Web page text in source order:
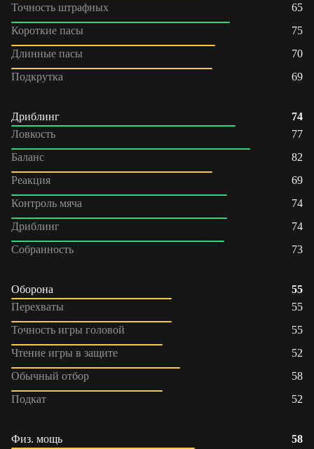
Точность штрафных
65
Короткие пасы
75
Длинные пасы
70
Подкрутка
69
Дриблинг
74
Ловкость
77
Баланс
82
Реакция
69
Контроль мяча
74
Дриблинг
74
Собранность
73
Оборона
55
Перехваты
55
Точность игры головой
55
Чтение игры в защите
52
Обычный отбор
58
Подкат
52
Физ. мощь
58